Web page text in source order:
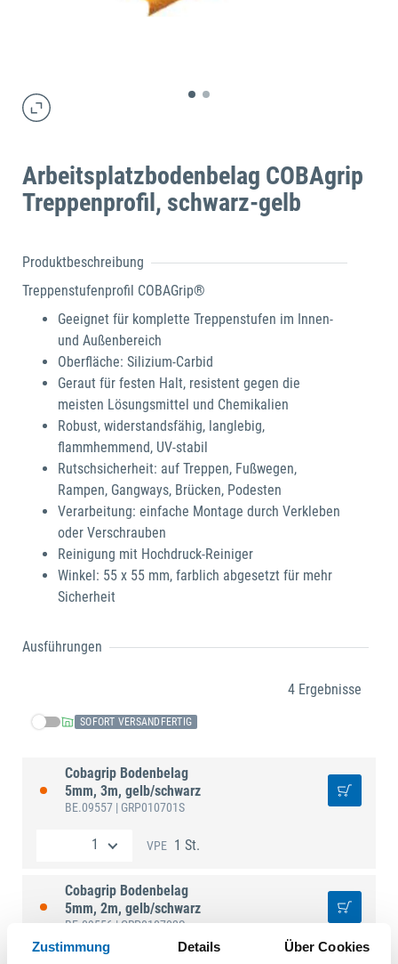
Zustimmung Details Über Cookies
Arbeitsplatzbodenbelag COBAgrip
Treppenprofil, schwarz-gelb
Produktbeschreibung
Treppenstufenprofil COBAGrip®
Geeignet für komplette Treppenstufen im Innen-
und Außenbereich
Oberfläche: Silizium-Carbid
Geraut für festen Halt, resistent gegen die
meisten Lösungsmittel und Chemikalien
Robust, widerstandsfähig, langlebig,
flammhemmend, UV-stabil
Rutschsicherheit: auf Treppen, Fußwegen,
Rampen, Gangways, Brücken, Podesten
Verarbeitung: einfache Montage durch Verkleben
oder Verschrauben
Reinigung mit Hochdruck-Reiniger
Winkel: 55 x 55 mm, farblich abgesetzt für mehr
Sicherheit
Ausführungen
4 Ergebnisse
SOFORT VERSANDFERTIG
Cobagrip Bodenbelag
5mm, 3m, gelb/schwarz
BE.09557 | GRP010701S
VPE 1 St.
Cobagrip Bodenbelag
5mm, 2m, gelb/schwarz
BE.09556 | GRP010702S